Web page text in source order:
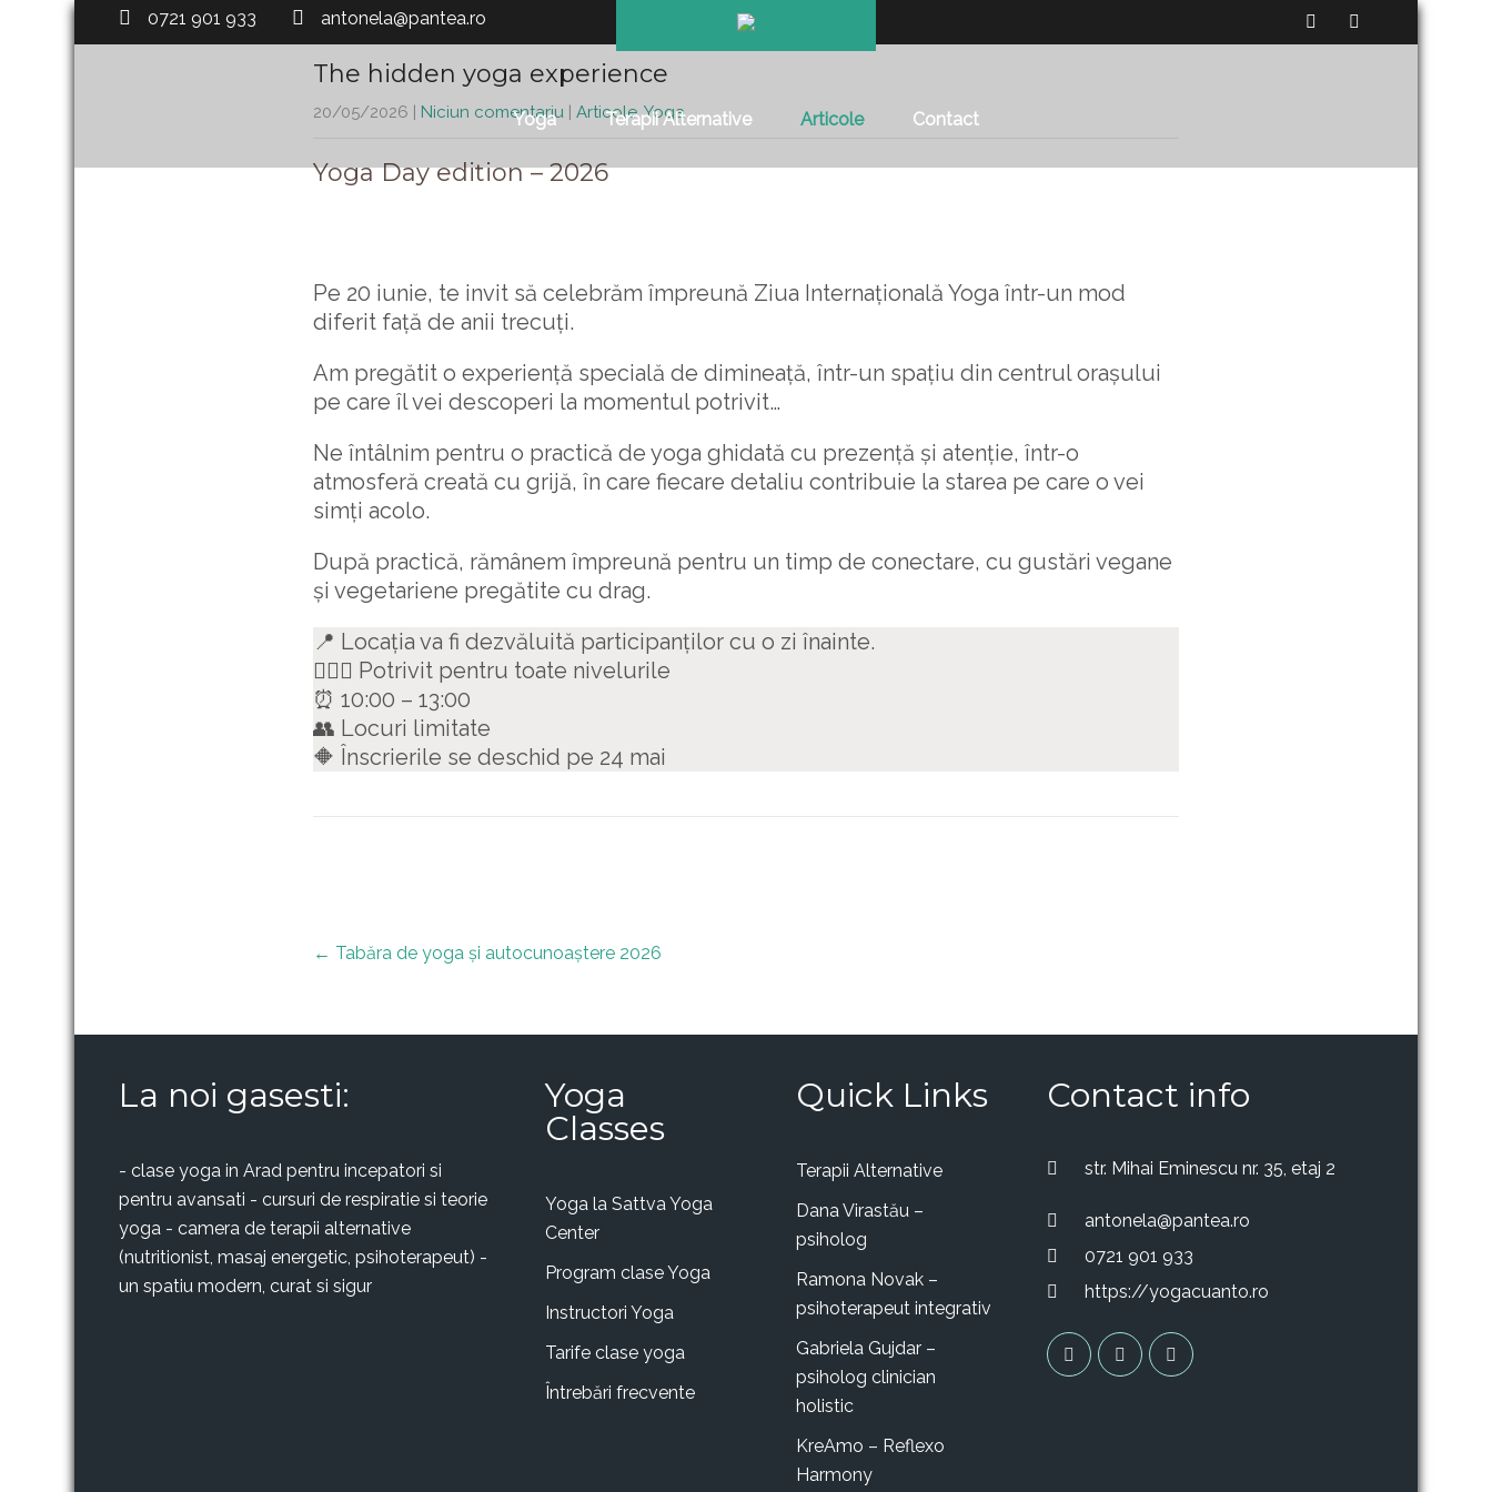
0721 901 933 antonela@pantea.ro
Yoga Terapii Alternative Articole Contact
The hidden yoga experience
20/05/2026 | Niciun comentariu | Articole,Yoga
Yoga Day edition – 2026
Pe 20 iunie, te invit să celebrăm împreună Ziua Internațională Yoga într-un mod
diferit față de anii trecuți.
Am pregătit o experiență specială de dimineață, într-un spațiu din centrul orașului
pe care îl vei descoperi la momentul potrivit…
Ne întâlnim pentru o practică de yoga ghidată cu prezență și atenție, într-o
atmosferă creată cu grijă, în care fiecare detaliu contribuie la starea pe care o vei
simți acolo.
După practică, rămânem împreună pentru un timp de conectare, cu gustări vegane
și vegetariene pregătite cu drag.
📍 Locația va fi dezvăluită participanților cu o zi înainte.
🧘🏻‍♀️ Potrivit pentru toate nivelurile
⏰ 10:00 – 13:00
👥 Locuri limitate
🔶 Înscrierile se deschid pe 24 mai
navigation
← Tabăra de yoga și autocunoaștere 2026
La noi gasesti:
- clase yoga in Arad pentru incepatori si
pentru avansati - cursuri de respiratie si teorie
yoga - camera de terapii alternative
(nutritionist, masaj energetic, psihoterapeut) -
un spatiu modern, curat si sigur
Yoga
Classes
Yoga la Sattva Yoga
Center
Program clase Yoga
Instructori Yoga
Tarife clase yoga
Întrebări frecvente
Quick Links
Terapii Alternative
Dana Virastău –
psiholog
Ramona Novak –
psihoterapeut integrativ
Gabriela Gujdar –
psiholog clinician
holistic
KreAmo – Reflexo
Harmony
Contact info
str. Mihai Eminescu nr. 35, etaj 2
antonela@pantea.ro
0721 901 933
https://yogacuanto.ro